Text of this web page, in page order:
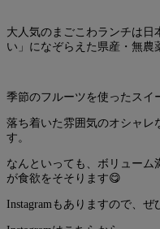
大人気のまごこわランチは日
い」になぞらえた県産・無農
季節のフルーツを使ったスイ
落ち着いた雰囲気のオシャレ
す。
なんといっても、ボリューム
が食欲をそそります😋
Instagramもありますので、